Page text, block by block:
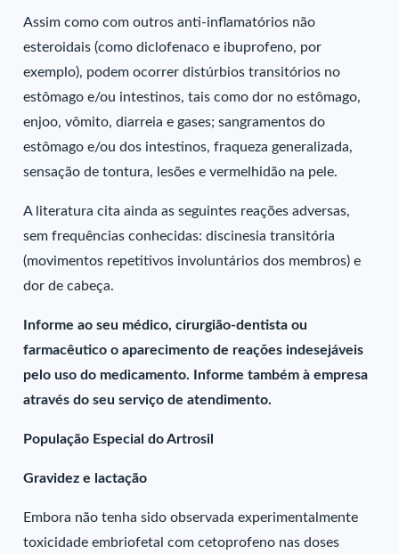
Assim como com outros anti-inflamatórios não
esteroidais (como diclofenaco e ibuprofeno, por
exemplo), podem ocorrer distúrbios transitórios no
estômago e/ou intestinos, tais como dor no estômago,
enjoo, vômito, diarreia e gases; sangramentos do
estômago e/ou dos intestinos, fraqueza generalizada,
sensação de tontura, lesões e vermelhidão na pele.
A literatura cita ainda as seguintes reações adversas,
sem frequências conhecidas: discinesia transitória
(movimentos repetitivos involuntários dos membros) e
dor de cabeça.
Informe ao seu médico, cirurgião-dentista ou
farmacêutico o aparecimento de reações indesejáveis
pelo uso do medicamento. Informe também à empresa
através do seu serviço de atendimento.
População Especial do Artrosil
Gravidez e lactação
Embora não tenha sido observada experimentalmente
toxicidade embriofetal com cetoprofeno nas doses